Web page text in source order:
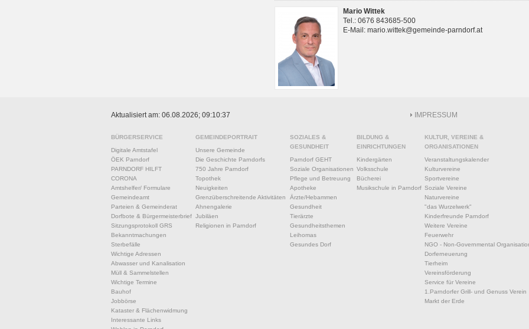
Mario Wittek
Tel.: 0676 843685-500
E-Mail: mario.wittek@gemeinde-parndorf.at
Aktualisiert am: 06.08.2026; 09:10:37 IMPRESSUM
BÜRGERSERVICE
Digitale Amtstafel
ÖEK Parndorf
PARNDORF HILFT
CORONA
Amtshelfer/ Formulare
Gemeindeamt
Parteien & Gemeinderat
Dorfbote & Bürgermeisterbrief
Sitzungsprotokoll GRS
Bekanntmachungen
Sterbefälle
Wichtige Adressen
Abwasser und Kanalisation
Müll & Sammelstellen
Wichtige Termine
Bauhof
Jobbörse
Kataster & Flächenwidmung
Interessante Links
GEMEINDEPORTRAIT
Unsere Gemeinde
Die Geschichte Parndorfs
750 Jahre Parndorf
Topothek
Neuigkeiten
Grenzüberschreitende Aktivitäten
Ahnengalerie
Jubiläen
Religionen in Parndorf
SOZIALES &
GESUNDHEIT
Parndorf GEHT
Soziale Organisationen
Pflege und Betreuung
Apotheke
Ärzte/Hebammen
Gesundheit
Tierärzte
Gesundheitsthemen
Leihomas
Gesundes Dorf
BILDUNG &
EINRICHTUNGEN
Kindergärten
Volksschule
Bücherei
Musikschule in Parndorf
KULTUR, VEREINE &
ORGANISATIONEN
Veranstaltungskalender
Kulturvereine
Sportvereine
Soziale Vereine
Naturvereine
"das Wurzelwerk"
Kinderfreunde Parndorf
Weitere Vereine
Feuerwehr
NGO - Non-Governmental
Dorferneuerung
Tierheim
Vereinsförderung
Service für Vereine
1.Parndorfer Grill- und Genuss Verein
Markt der Erde